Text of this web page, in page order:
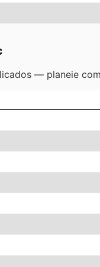
— planeie